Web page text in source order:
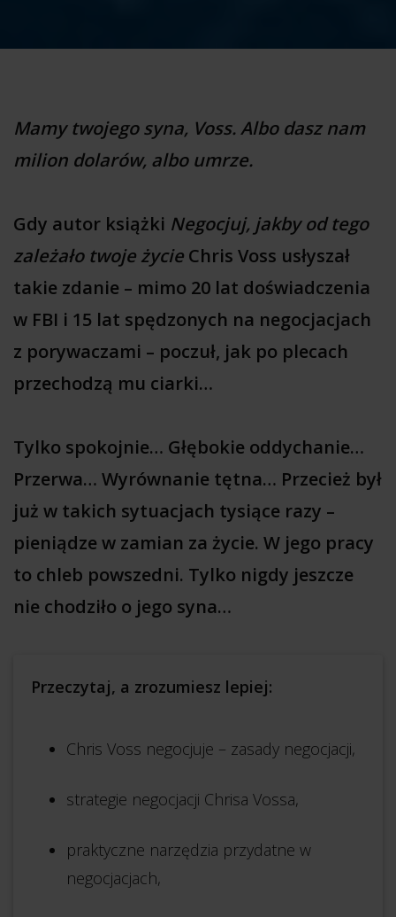
Mamy twojego syna, Voss. Albo dasz nam
milion dolarów, albo umrze.
Gdy autor książki Negocjuj, jakby od tego
zależało twoje życie Chris Voss usłyszał
takie zdanie – mimo 20 lat doświadczenia
w FBI i 15 lat spędzonych na negocjacjach
z porywaczami – poczuł, jak po plecach
przechodzą mu ciarki…
Tylko spokojnie… Głębokie oddychanie…
Przerwa… Wyrównanie tętna… Przecież był
już w takich sytuacjach tysiące razy –
pieniądze w zamian za życie. W jego pracy
to chleb powszedni. Tylko nigdy jeszcze
nie chodziło o jego syna…
Przeczytaj, a zrozumiesz lepiej:
Chris Voss negocjuje – zasady negocjacji,
strategie negocjacji Chrisa Vossa,
praktyczne narzędzia przydatne w
negocjacjach,